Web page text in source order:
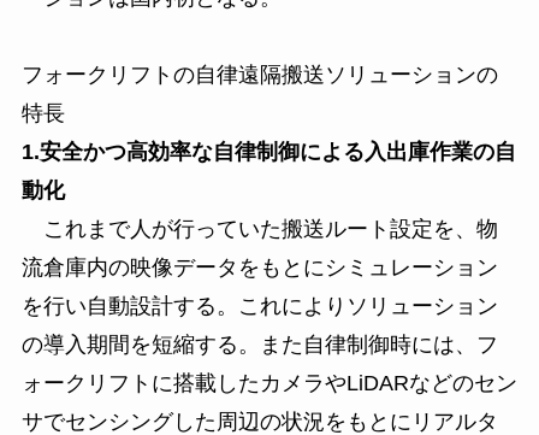
フォークリフトの自律遠隔搬送ソリューションの
特長
1.安全かつ高効率な自律制御による入出庫作業の自
動化
これまで人が行っていた搬送ルート設定を、物
流倉庫内の映像データをもとにシミュレーション
を行い自動設計する。これによりソリューション
の導入期間を短縮する。また自律制御時には、フ
ォークリフトに搭載したカメラやLiDARなどのセン
サでセンシングした周辺の状況をもとにリアルタ